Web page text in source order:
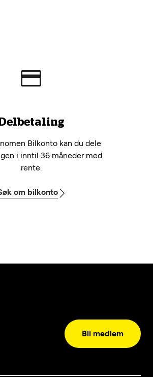
Bilkonto kan du dele
i inntil 36 måneder med
rente.
om bilkonto
Bli medlem